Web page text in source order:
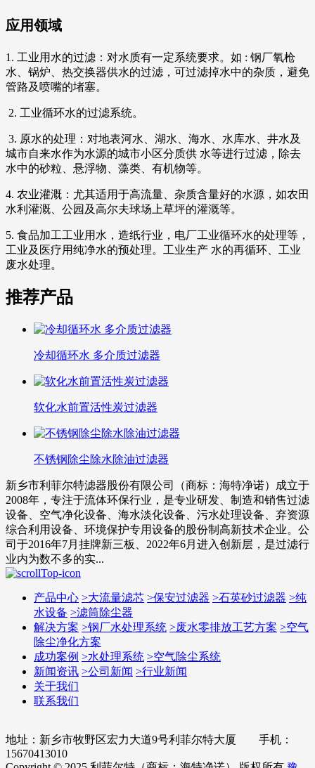
应用领域
1. 工业用水的过滤：对水质有一定系统要求。如 : 钢厂氧枪
水、锅炉、热交换器供水的过滤，可过滤掉水中的杂质，避免
管路及喷嘴的堵塞。
2. 工业循环水的过滤系统。
3. 原水的处理：对地表河水、湖水、海水、水库水、井水及
城市自来水作为水源的城市小区分质供 水等进行过滤，除去
水中的砂粒、悬浮物、藻类、有机物等。
4. 农业灌溉：尤其适用于高流量、杂质含量好的水源，如农田
水利灌溉、公园及高尔夫球场上草坪的灌溉等。
5. 食品加工工业用水，造纸行业，电厂工业循环水的处理等，
工业及医疗用纯净水的预处理。工业生产 水的再循环、工业
废水处理。
推荐产品
冷却循环水 多介质过滤器
软化水前置活性炭过滤器
不锈钢除尘除水除油过滤器
新乡市利菲尔特滤器股份有限公司（商标：海特净诺）成立于
2008年，专注于流体环保行业，是专业研发、制造和销售过滤
设备、空气净化设备、海水淡化设备、污水处理设备、弃资源
综合利用设备、环境保护专用设备的股份制高新技术企业。公
司于2016年7月挂牌新三板、2022年6月进入创新层，是过滤行
业内为数不多的实...
产品中心 >大流量滤芯 >保安过滤器 >石英砂过滤器 >纯
水设备 >滤筒除尘器
解决方案 >钢厂水处理系统 >废水零排放工艺方案 >空气
除尘净化方案
成功案例 >水处理系统 >空气除尘系统
新闻资讯 >公司新闻 >行业新闻
关于我们
联系我们
地址：新乡市牧野区宏力大道9号利菲尔特大厦 手机：
15670413010